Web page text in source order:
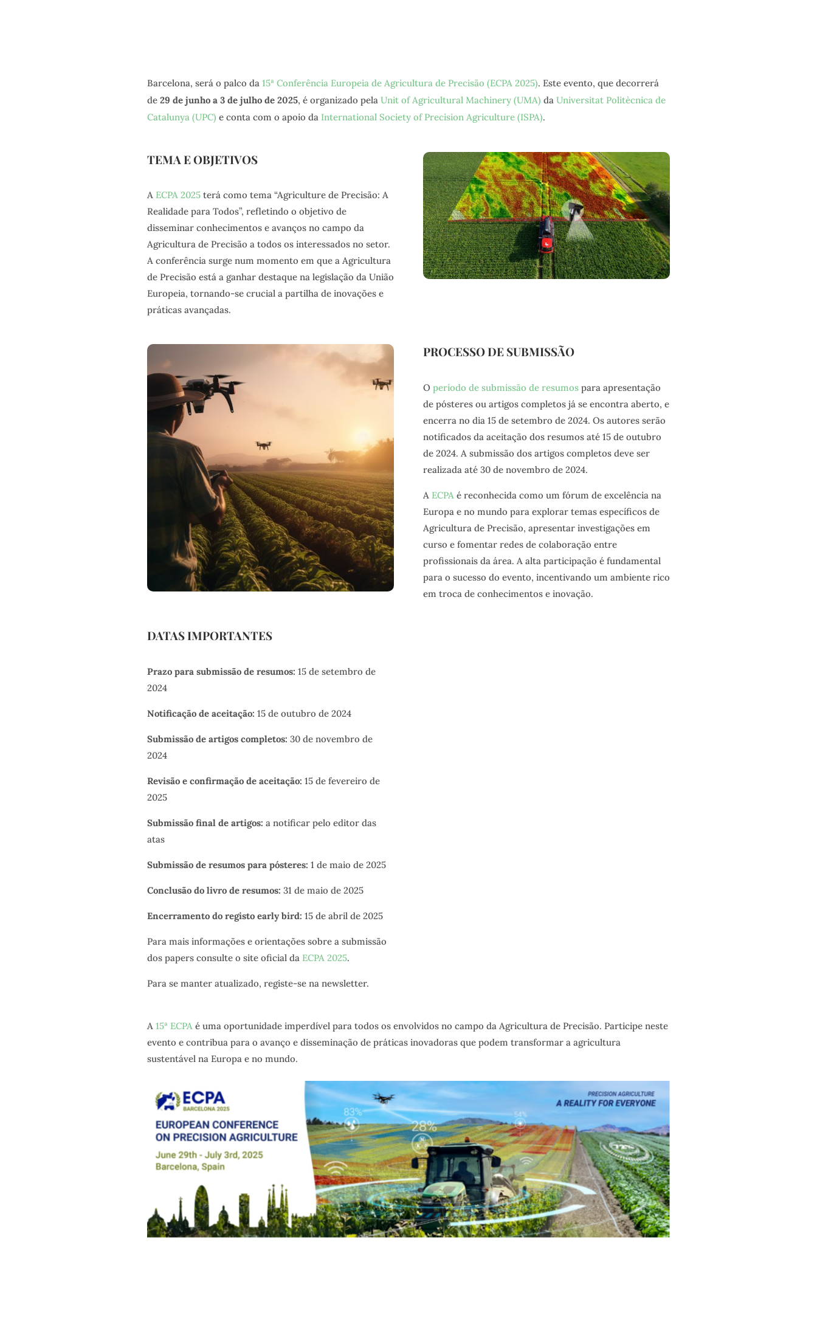
Barcelona, será o palco da 15ª Conferência Europeia de Agricultura de Precisão (ECPA 2025). Este evento, que decorrerá
de 29 de junho a 3 de julho de 2025, é organizado pela Unit of Agricultural Machinery (UMA) da Universitat Politècnica de
Catalunya (UPC) e conta com o apoio da International Society of Precision Agriculture (ISPA).
TEMA E OBJETIVOS
A ECPA 2025terá como tema “Agriculture de Precisão: A
Realidade para Todos”, refletindo o objetivo de
disseminar conhecimentos e avanços no campo da
Agricultura de Precisão a todos os interessados no setor.
A conferência surge num momento em que a Agricultura
de Precisão está a ganhar destaque na legislação da União
Europeia, tornando-se crucial a partilha de inovações e
práticas avançadas.
PROCESSO DE SUBMISSÃO
O período de submissão de resumospara apresentação
de pósteres ou artigos completos já se encontra aberto, e
encerra no dia 15 de setembro de 2024. Os autores serão
notificados da aceitação dos resumos até 15 de outubro
de 2024. A submissão dos artigos completos deve ser
realizada até 30 de novembro de 2024.
A ECPAé reconhecida como um fórum de excelência na
Europa e no mundo para explorar temas específicos de
Agricultura de Precisão, apresentar investigações em
curso e fomentar redes de colaboração entre
profissionais da área. A alta participação é fundamental
para o sucesso do evento, incentivando um ambiente rico
em troca de conhecimentos e inovação.
DATAS IMPORTANTES
Prazo para submissão de resumos: 15 de setembro de
2024
Notificação de aceitação: 15 de outubro de 2024
Submissão de artigos completos: 30 de novembro de
2024
Revisão e confirmação de aceitação: 15 de fevereiro de
2025
Submissão final de artigos: a notificar pelo editor das
atas
Submissão de resumos para pósteres: 1 de maio de 2025
Conclusão do livro de resumos: 31 de maio de 2025
Encerramento do registo early bird: 15 de abril de 2025
Para mais informações e orientações sobre a submissão
dos papers consulte o site oficial da ECPA 2025.
Para se manter atualizado, registe-se na newsletter.
A 15ª ECPA é uma oportunidade imperdível para todos os envolvidos no campo da Agricultura de Precisão. Participe neste
evento e contribua para o avanço e disseminação de práticas inovadoras que podem transformar a agricultura
sustentável na Europa e no mundo.